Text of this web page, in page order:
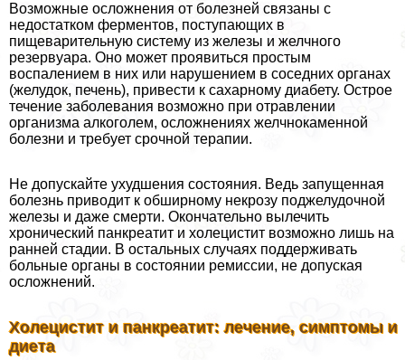
Возможные осложнения от болезней связаны с
недостатком ферментов, поступающих в
пищеварительную систему из железы и желчного
резервуара. Оно может проявиться простым
воспалением в них или нарушением в соседних органах
(желудок, печень), привести к сахарному диабету. Острое
течение заболевания возможно при отравлении
организма алкоголем, осложнениях желчнокаменной
болезни и требует срочной терапии.
Не допускайте ухудшения состояния. Ведь запущенная
болезнь приводит к обширному некрозу поджелудочной
железы и даже смерти. Окончательно вылечить
хронический панкреатит и холецистит возможно лишь на
ранней стадии. В остальных случаях поддерживать
больные органы в состоянии ремиссии, не допуская
осложнений.
Холецистит и панкреатит: лечение, симптомы и
диета